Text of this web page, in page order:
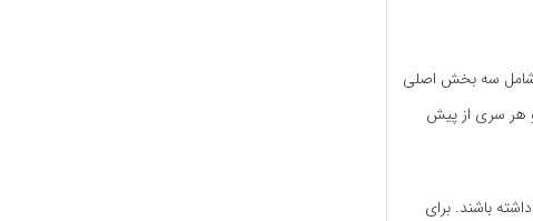
شماره‌ها شامل سه بخش اصلی
آن است و هر سری از پیش
باشند. برای